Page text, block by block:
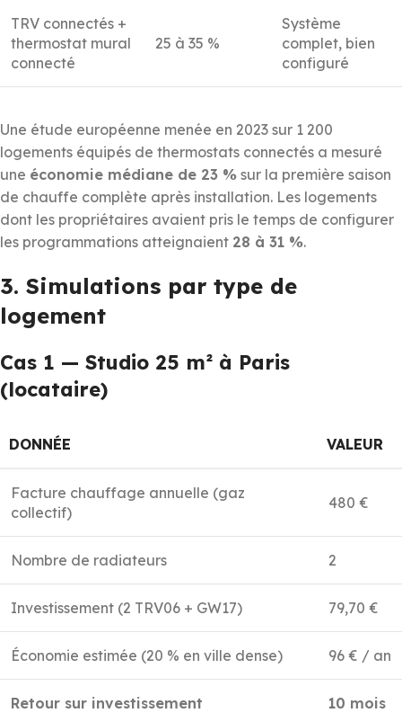
TRV connectés +
thermostat mural
connecté
25 à 35 %
Système
complet, bien
configuré
Une étude européenne menée en 2023 sur 1 200
logements équipés de thermostats connectés a mesuré
une économie médiane de 23 % sur la première saison
de chauffe complète après installation. Les logements
dont les propriétaires avaient pris le temps de configurer
les programmations atteignaient 28 à 31 %.
3. Simulations par type de
logement
Cas 1 — Studio 25 m² à Paris
(locataire)
DONNÉE VALEUR
Facture chauffage annuelle (gaz
collectif)
480 €
Nombre de radiateurs 2
Investissement (2 TRV06 + GW17) 79,70 €
Économie estimée (20 % en ville dense) 96 € / an
Retour sur investissement 10 mois